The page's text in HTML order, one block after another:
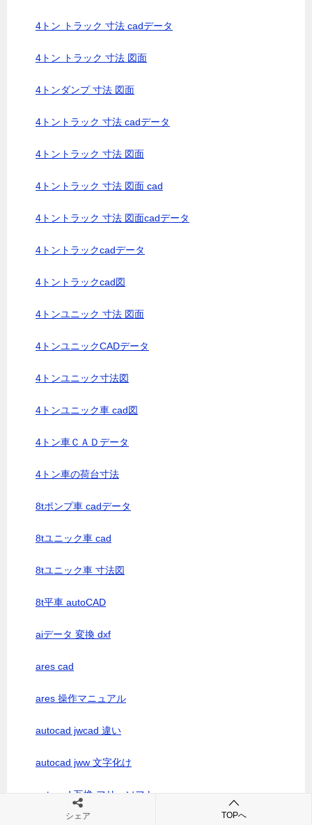
4トン トラック 寸法 cadデータ
4トン トラック 寸法 図面
4トンダンプ 寸法 図面
4トントラック 寸法 cadデータ
4トントラック 寸法 図面
4トントラック 寸法 図面 cad
4トントラック 寸法 図面cadデータ
4トントラックcadデータ
4トントラックcad図
4トンユニック 寸法 図面
4トンユニックCADデータ
4トンユニック寸法図
4トンユニック車 cad図
4トン車ＣＡＤデータ
4トン車の荷台寸法
8tポンプ車 cadデータ
8tユニック車 cad
8tユニック車 寸法図
8t平車 autoCAD
aiデータ 変換 dxf
ares cad
ares 操作マニュアル
autocad jwcad 違い
autocad jww 文字化け
autocad 互換 フリーソフト
シェア TOPへ